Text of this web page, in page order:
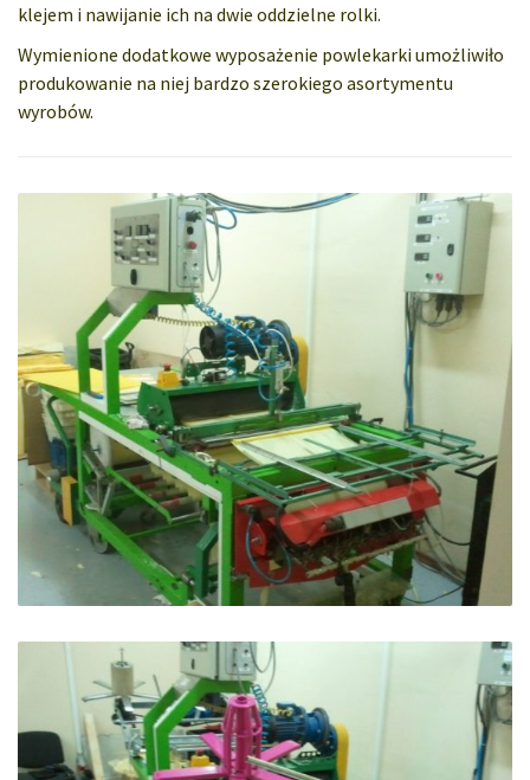
klejem i nawijanie ich na dwie oddzielne rolki.
Wymienione dodatkowe wyposażenie powlekarki umożliwiło
produkowanie na niej bardzo szerokiego asortymentu
wyrobów.